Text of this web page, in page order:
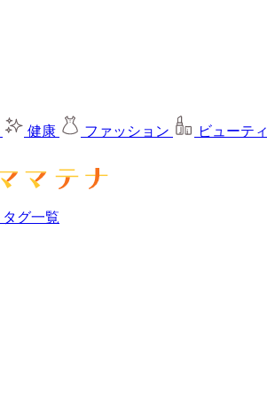
健康 ファッション ビューティ
タグ一覧